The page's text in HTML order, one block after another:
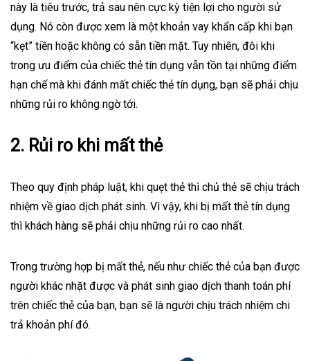
này là tiêu trước, trả sau nên cực kỳ tiện lợi cho người sử
dụng. Nó còn được xem là một khoản vay khẩn cấp khi bạn
“kẹt” tiền hoặc không có sẵn tiền mặt. Tuy nhiên, đôi khi
trong ưu điểm của chiếc thẻ tín dụng vẫn tồn tại những điểm
hạn chế mà khi đánh mất chiếc thẻ tín dụng, bạn sẽ phải chịu
những rủi ro không ngờ tới.
2. Rủi ro khi mất thẻ
Theo quy định pháp luật, khi quẹt thẻ thì chủ thẻ sẽ chịu trách
nhiệm về giao dịch phát sinh. Vì vậy, khi bị mất thẻ tín dụng
thì khách hàng sẽ phải chịu những rủi ro cao nhất.
Trong trường hợp bị mất thẻ, nếu như chiếc thẻ của bạn được
người khác nhặt được và phát sinh giao dịch thanh toán phí
trên chiếc thẻ của bạn, bạn sẽ là người chịu trách nhiệm chi
trả khoản phí đó.